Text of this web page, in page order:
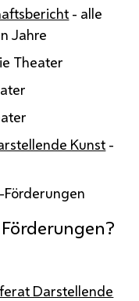
- alle
Jahre
Theater
Kunst -
-Förderungen
Darstellende